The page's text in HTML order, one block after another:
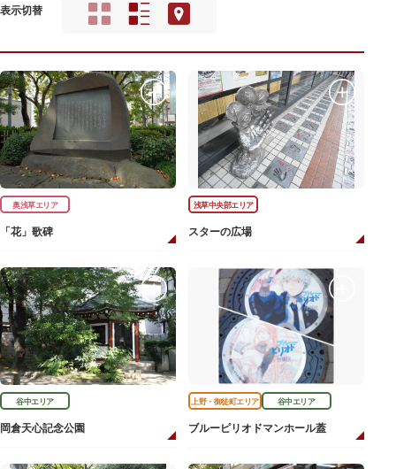
表示切替
奥浅草エリア
「花」歌碑
浅草中央部エリア
スターの広場
谷中エリア
岡倉天心記念公園
上野・御徒町エリア 谷中エリア
ブルーピリオドマンホール蓋